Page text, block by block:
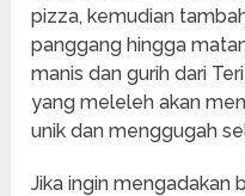
pizza, kemudian
panggang hingga
manis dan gurih dari
yang meleleh akan
unik dan menggugah
Jika ingin mengadakan